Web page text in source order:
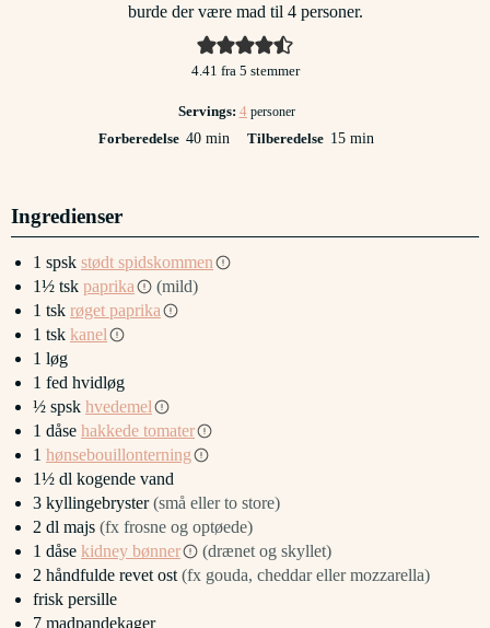
burde der være mad til 4 personer.
4.41 fra 5 stemmer
Servings: 4 personer
Forberedelse 40minutter
min Tilberedelse 15minutter
min
Ingredienser
1 spsk stødt spidskommen
1½ tsk paprika
(mild)
1 tsk røget paprika
1 tsk kanel
1 løg
1 fed hvidløg
½ spsk hvedemel
1 dåse hakkede tomater
1 hønsebouillonterning
1½ dl kogende vand
3 kyllingebryster (små eller to store)
2 dl majs (fx frosne og optøede)
1 dåse kidney bønner
(drænet og skyllet)
2 håndfulde revet ost (fx gouda, cheddar eller mozzarella)
frisk persille
7 madpandekager